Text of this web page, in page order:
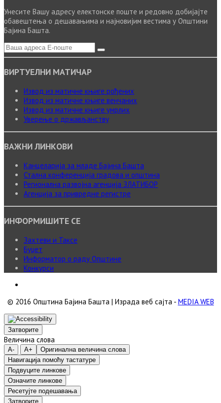
Унесите Вашу адресу електонске поште и редовно добијајте
обавештења о дешавањима и најновијим вестима у Општини
Бајина Башта.
ВИРТУЕЛНИ МАТИЧАР
Извод из матичне књиге рођених
Извод из матичне књиге венчаних
Извод из матичне књиге умрлих
Уверење о држављанству
ВАЖНИ ЛИНКОВИ
Канцеларија за младе Бајина Башта
Стална конференција градова и општина
Регионална развојна агенција ЗЛАТИБОР
Агенција за привредне регистре
ИНФОРМИШИТЕ СЕ
Захтеви и Таксе
Буџет
Информатор о раду Општине
Конкурси
© 2016 Општина Бајина Башта | Израда веб сајта - MEDIA WEB
Затворите
Величина слова
A- A+
Оригинална величина слова
Навигација помоћу тастатуре
Подвуците линкове
Означите линкове
Ресетујте подешавања
Затворите